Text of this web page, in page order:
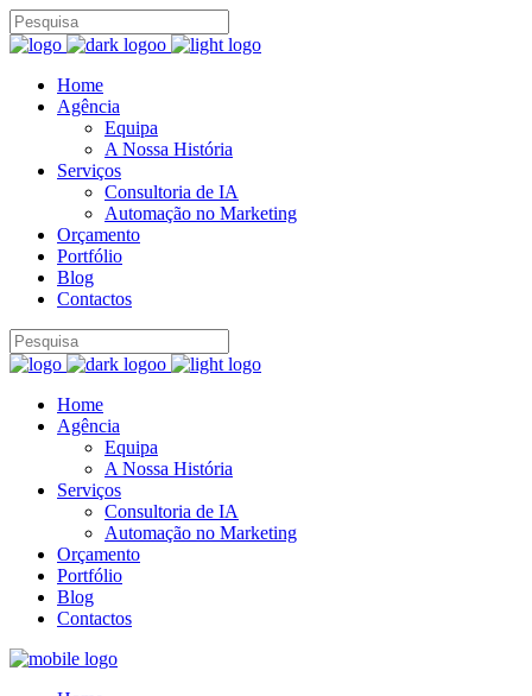
Home
Agência
Equipa
A Nossa História
Serviços
Consultoria de IA
Automação no Marketing
Orçamento
Portfólio
Blog
Contactos
Home
Agência
Equipa
A Nossa História
Serviços
Consultoria de IA
Automação no Marketing
Orçamento
Portfólio
Blog
Contactos